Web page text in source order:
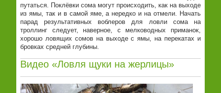
путаться. Поклёвки сома могут происходить, как на выходе
из ямы, так и в самой яме, а нередко и на отмели. Начать
парад результативных воблеров для ловли сома на
троллинг следует, наверное, с мелководных приманок,
хорошо ловящих сомов на выходе с ямы, на перекатах и
бровках средней глубины.
Видео «Ловля щуки на жерлицы»